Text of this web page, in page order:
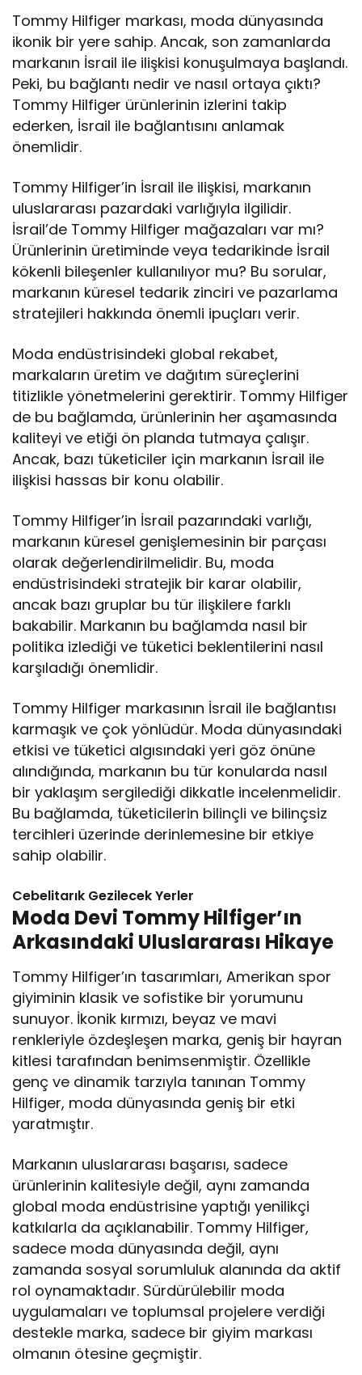
Tommy Hilfiger markası, moda dünyasında
ikonik bir yere sahip. Ancak, son zamanlarda
markanın İsrail ile ilişkisi konuşulmaya başlandı.
Peki, bu bağlantı nedir ve nasıl ortaya çıktı?
Tommy Hilfiger ürünlerinin izlerini takip
ederken, İsrail ile bağlantısını anlamak
önemlidir.
Tommy Hilfiger’in İsrail ile ilişkisi, markanın
uluslararası pazardaki varlığıyla ilgilidir.
İsrail’de Tommy Hilfiger mağazaları var mı?
Ürünlerinin üretiminde veya tedarikinde İsrail
kökenli bileşenler kullanılıyor mu? Bu sorular,
markanın küresel tedarik zinciri ve pazarlama
stratejileri hakkında önemli ipuçları verir.
Moda endüstrisindeki global rekabet,
markaların üretim ve dağıtım süreçlerini
titizlikle yönetmelerini gerektirir. Tommy Hilfiger
de bu bağlamda, ürünlerinin her aşamasında
kaliteyi ve etiği ön planda tutmaya çalışır.
Ancak, bazı tüketiciler için markanın İsrail ile
ilişkisi hassas bir konu olabilir.
Tommy Hilfiger’in İsrail pazarındaki varlığı,
markanın küresel genişlemesinin bir parçası
olarak değerlendirilmelidir. Bu, moda
endüstrisindeki stratejik bir karar olabilir,
ancak bazı gruplar bu tür ilişkilere farklı
bakabilir. Markanın bu bağlamda nasıl bir
politika izlediği ve tüketici beklentilerini nasıl
karşıladığı önemlidir.
Tommy Hilfiger markasının İsrail ile bağlantısı
karmaşık ve çok yönlüdür. Moda dünyasındaki
etkisi ve tüketici algısındaki yeri göz önüne
alındığında, markanın bu tür konularda nasıl
bir yaklaşım sergilediği dikkatle incelenmelidir.
Bu bağlamda, tüketicilerin bilinçli ve bilinçsiz
tercihleri üzerinde derinlemesine bir etkiye
sahip olabilir.
Cebelitarık Gezilecek Yerler
Moda Devi Tommy Hilfiger’ın
Arkasındaki Uluslararası Hikaye
Tommy Hilfiger’ın tasarımları, Amerikan spor
giyiminin klasik ve sofistike bir yorumunu
sunuyor. İkonik kırmızı, beyaz ve mavi
renkleriyle özdeşleşen marka, geniş bir hayran
kitlesi tarafından benimsenmiştir. Özellikle
genç ve dinamik tarzıyla tanınan Tommy
Hilfiger, moda dünyasında geniş bir etki
yaratmıştır.
Markanın uluslararası başarısı, sadece
ürünlerinin kalitesiyle değil, aynı zamanda
global moda endüstrisine yaptığı yenilikçi
katkılarla da açıklanabilir. Tommy Hilfiger,
sadece moda dünyasında değil, aynı
zamanda sosyal sorumluluk alanında da aktif
rol oynamaktadır. Sürdürülebilir moda
uygulamaları ve toplumsal projelere verdiği
destekle marka, sadece bir giyim markası
olmanın ötesine geçmiştir.